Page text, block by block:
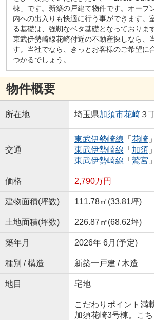
棟」です。新築の戸建て物件です。オープ
内への出入りも快適に行う事ができます。
る基礎は、強靭なベタ基礎となっておりま
東武伊勢崎線花崎付近の不動産探しなら、
す。当社でなら、きっとお客様のご希望に
つかるでしょう。
物件概要
所在地 埼玉県加須市花崎３
交通
東武伊勢崎線 「 花崎
東武伊勢崎線 「 加須
東武伊勢崎線 「 鷲宮
価格 2,790万円
建物面積(坪数) 111.78㎡(33.81坪)
土地面積(坪数) 226.87㎡(68.62坪)
築年月 2026年 6月(予定)
種別 / 構造 新築一戸建 / 木造
地目 宅地
こだわりポイント満
加須花崎3号棟。こ